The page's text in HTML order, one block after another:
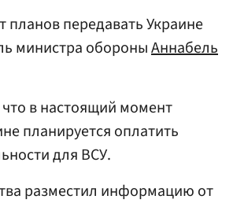
планов передавать Украине
министра обороныАннабель
в настоящий момент
планируется оплатить
для ВСУ.
разместил информацию от